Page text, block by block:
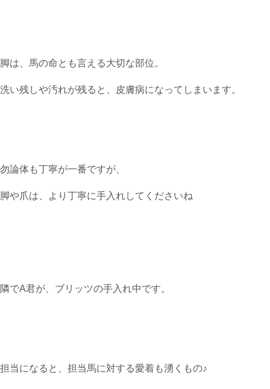
脚は、馬の命とも言える大切な部位。
洗い残しや汚れが残ると、皮膚病になってしまいます。
勿論体も丁寧が一番ですが、
脚や爪は、より丁寧に手入れしてくださいね
隣でA君が、ブリッツの手入れ中です。
担当になると、担当馬に対する愛着も湧くもの♪